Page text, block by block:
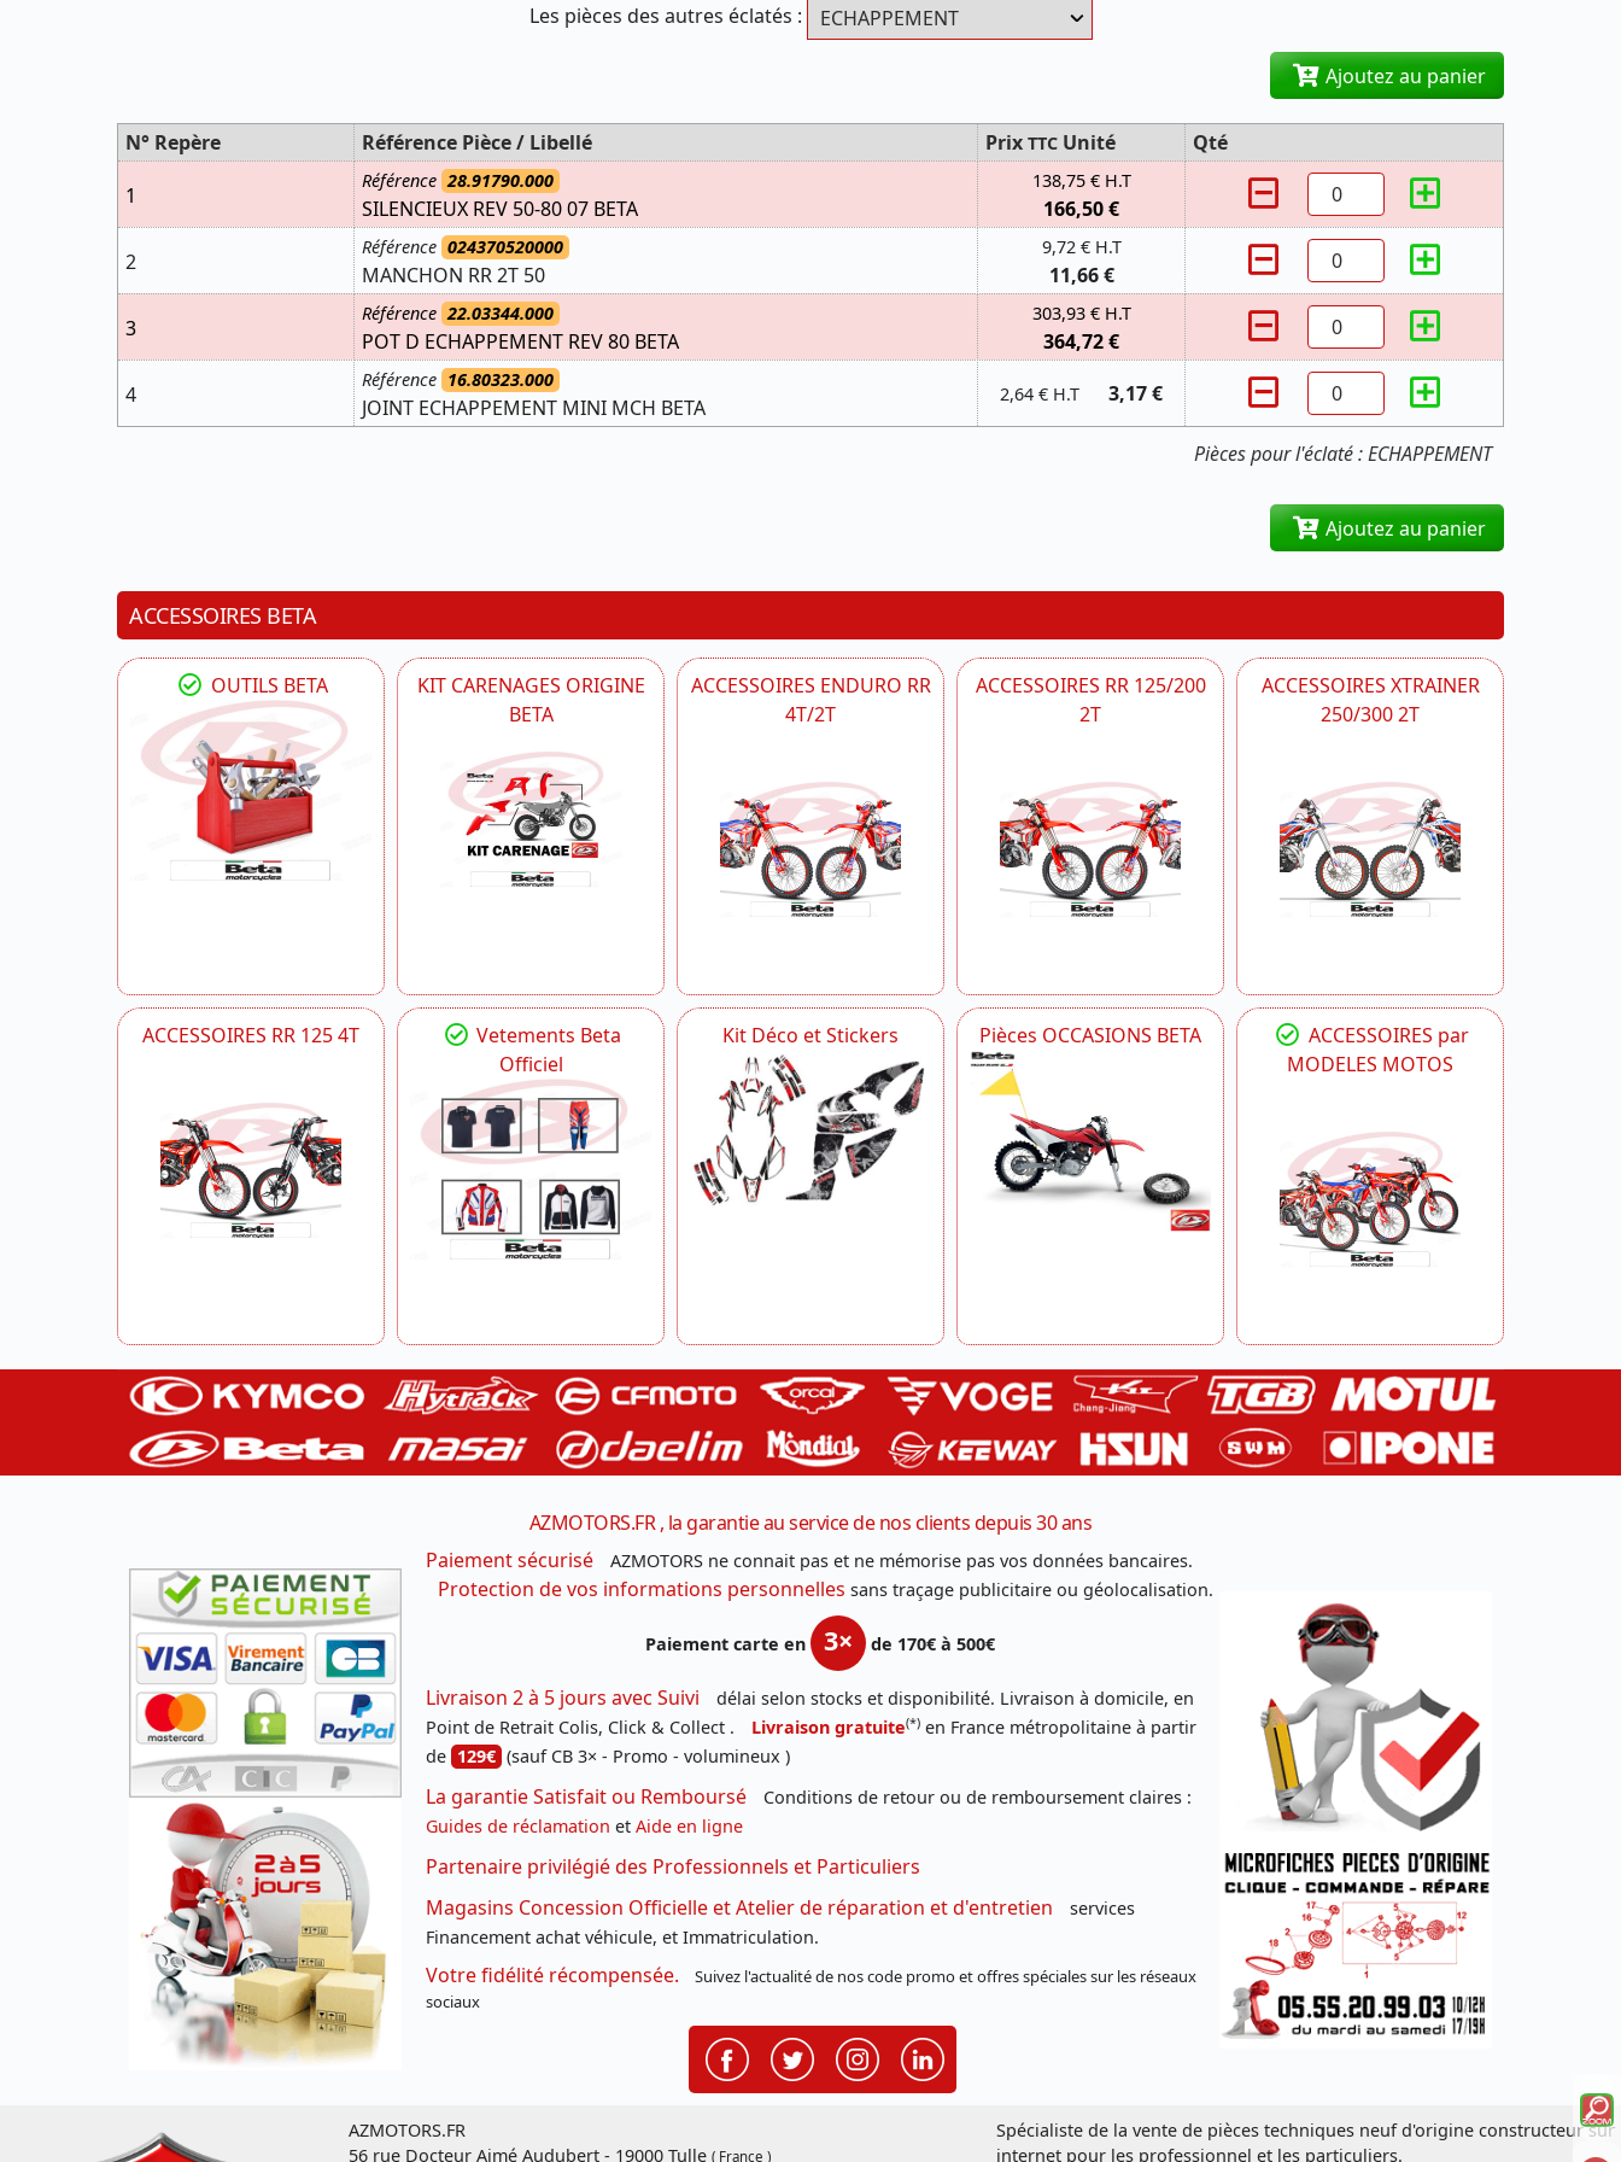
Les pièces des autres éclatés :
Ajoutez au panier
Pièces pour l'éclaté : ECHAPPEMENT
N° Repère Référence Pièce / Libellé Prix TTC Unité
Qté
1
Référence 28.91790.000
SILENCIEUX REV 50-80 07 BETA
138,75 € H.T
166,50 €
2
Référence 024370520000
MANCHON RR 2T 50
9,72 € H.T
11,66 €
3
Référence 22.03344.000
POT D ECHAPPEMENT REV 80 BETA
303,93 € H.T
364,72 €
4
Référence 16.80323.000
JOINT ECHAPPEMENT MINI MCH BETA
2,64 € H.T 3,17 €
Ajoutez au panier
ACCESSOIRES BETA
OUTILS BETA
KIT CARENAGES ORIGINE
BETA
ACCESSOIRES ENDURO RR
4T/2T
ACCESSOIRES RR 125/200
2T
ACCESSOIRES XTRAINER
250/300 2T
ACCESSOIRES RR 125 4T
Vetements Beta
Officiel
Kit Déco et Stickers Pièces OCCASIONS BETA
ACCESSOIRES par
MODELES MOTOS
AZMOTORS.FR , la garantie au service de nos clients depuis 30 ans
Paiement sécurisé
AZMOTORS ne connait pas et ne mémorise pas vos données bancaires.
Protection de vos informations personnelles sans traçage publicitaire ou géolocalisation.
Paiement carte en 3× de 170€ à 500€
Livraison 2 à 5 jours avec Suivi
délai selon stocks et disponibilité. Livraison à domicile, en
Point de Retrait Colis, Click & Collect .
Livraison gratuite(*) en France métropolitaine à partir
de 129€ (sauf CB 3× - Promo - volumineux )
La garantie Satisfait ou Remboursé
Conditions de retour ou de remboursement claires :
Guides de réclamation et Aide en ligne
Partenaire privilégié des Professionnels et Particuliers
Magasins Concession Officielle et Atelier de réparation et d'entretien
services
Financement achat véhicule, et Immatriculation.
Votre fidélité récompensée.
Suivez l'actualité de nos code promo et offres spéciales sur les réseaux
sociaux
AZMOTORS.FR
56 rue Docteur Aimé Audubert - 19000 Tulle ( France )
Spécialiste de la vente de pièces techniques neuf d'origine constructeur sur
internet pour les professionnel et les particuliers.
la